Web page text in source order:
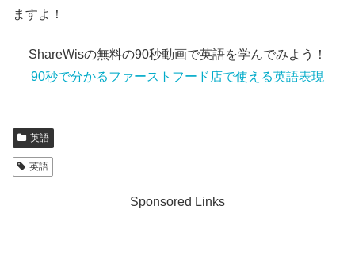
ますよ！
ShareWisの無料の90秒動画で英語を学んでみよう！
90秒で分かるファーストフード店で使える英語表現
英語
英語
Sponsored Links